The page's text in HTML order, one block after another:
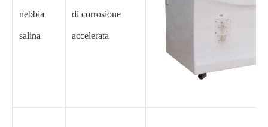
nebbia
salina
di corrosione
accelerata